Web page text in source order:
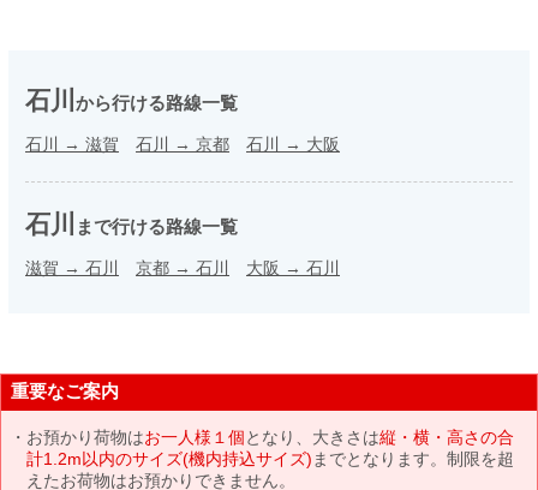
石川 から行ける路線一覧
石川 → 滋賀 石川 → 京都 石川 → 大阪
石川 まで行ける路線一覧
滋賀 → 石川 京都 → 石川 大阪 → 石川
重要なご案内
お預かり荷物はお一人様１個となり、大きさは縦・横・高さの合
計1.2m以内のサイズ(機内持込サイズ) までとなります。制限を超
えたお荷物はお預かりできません。